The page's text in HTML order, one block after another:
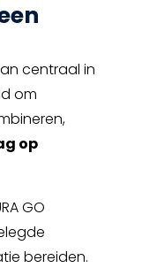
centraal in
om
op
GO
bereiden.